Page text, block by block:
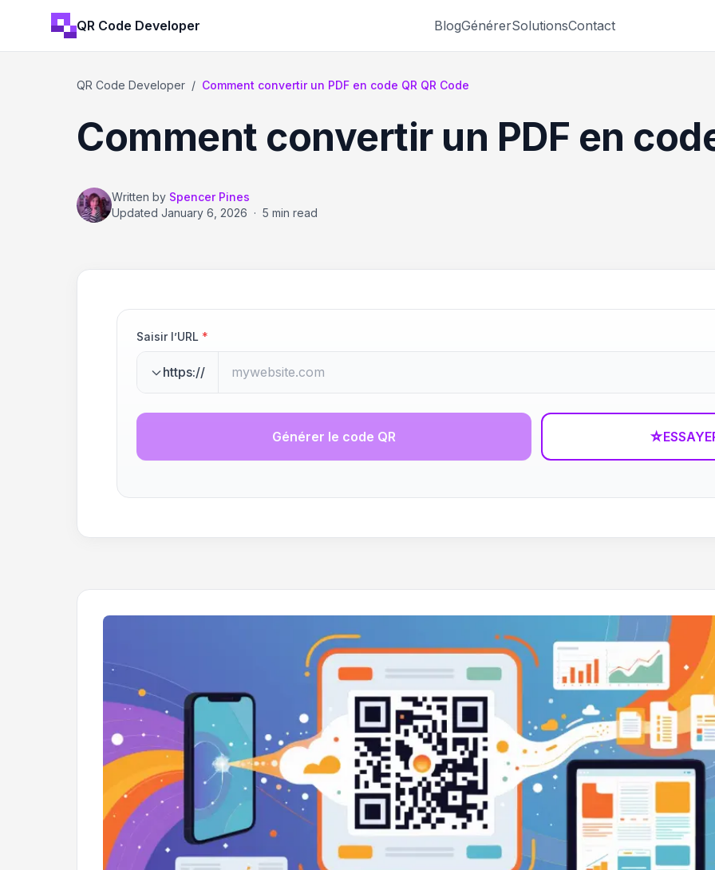
QR Code Developer BlogGénérerSolutionsContact
QR Code Developer / Comment convertir un PDF en code QR QR Code
Comment convertir un PDF en
Written by Spencer Pines
Updated January 6, 2026 · 5 min read
Saisir l’URL *
https://
Générer le code QR ☆